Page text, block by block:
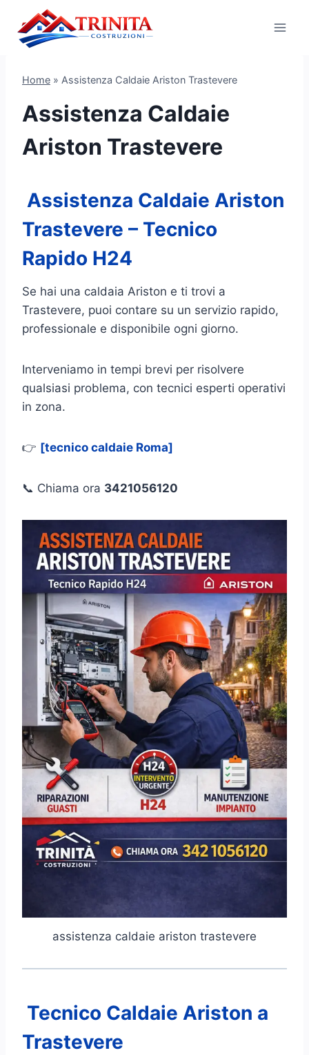
contenuto
Home » Assistenza Caldaie Ariston Trastevere
Assistenza Caldaie
Ariston Trastevere
Assistenza Caldaie Ariston
Trastevere – Tecnico
Rapido H24
Se hai una caldaia Ariston e ti trovi a
Trastevere, puoi contare su un servizio rapido,
professionale e disponibile ogni giorno.
Interveniamo in tempi brevi per risolvere
qualsiasi problema, con tecnici esperti operativi
in zona.
👉 [tecnico caldaie Roma]
📞 Chiama ora 3421056120
assistenza caldaie ariston trastevere
Tecnico Caldaie Ariston a
Trastevere